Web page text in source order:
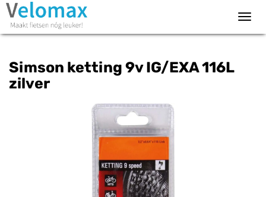
Simson ketting 9v IG/EXA 116L
zilver